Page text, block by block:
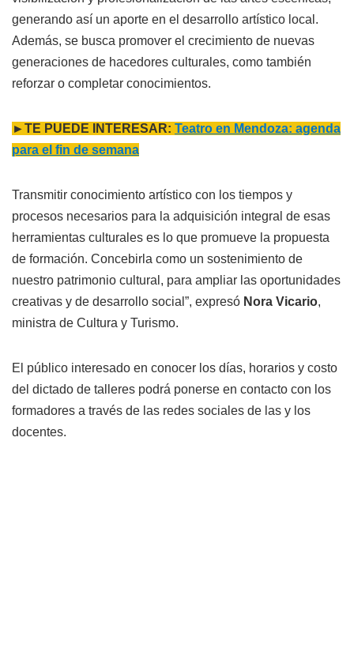
generando así un aporte en el desarrollo artístico local.
Además, se busca promover el crecimiento de nuevas
generaciones de hacedores culturales, como también
reforzar o completar conocimientos.
►TE PUEDE INTERESAR: Teatro en Mendoza: agenda
para el fin de semana
Transmitir conocimiento artístico con los tiempos y
procesos necesarios para la adquisición integral de esas
herramientas culturales es lo que promueve la propuesta
de formación. Concebirla como un sostenimiento de
nuestro patrimonio cultural, para ampliar las oportunidades
creativas y de desarrollo social”, expresó Nora Vicario,
ministra de Cultura y Turismo.
El público interesado en conocer los días, horarios y costo
del dictado de talleres podrá ponerse en contacto con los
formadores a través de las redes sociales de las y los
docentes.